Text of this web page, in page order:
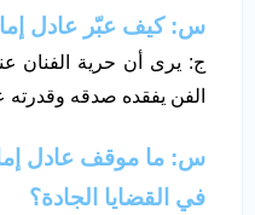
س: كيف عبّر عادل
ج: يرى أن حرية الفنان
الفن يفقده صدقه وقدرته
س: ما موقف عادل
في القضايا الجادة؟